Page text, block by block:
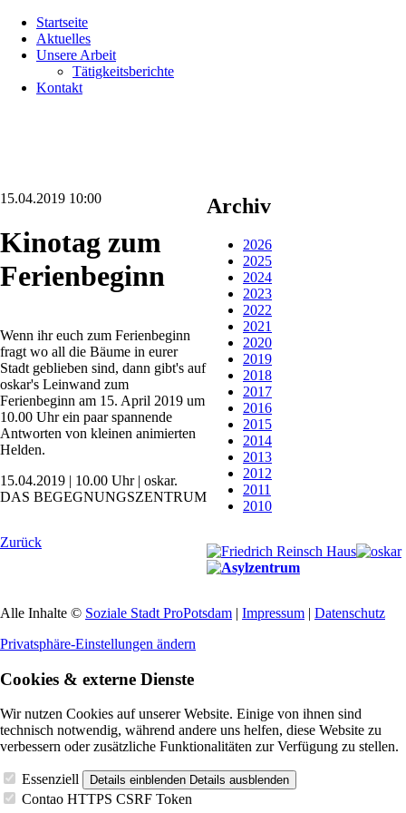
überspringen
Startseite
Aktuelles
Unsere Arbeit
Tätigkeitsberichte
Kontakt
15.04.2019 10:00
Kinotag zum
Ferienbeginn
Wenn ihr euch zum Ferienbeginn
fragt wo all die Bäume in eurer
Stadt geblieben sind, dann gibt's auf
oskar's Leinwand zum
Ferienbeginn am 15. April 2019 um
10.00 Uhr ein paar spannende
Antworten von kleinen animierten
Helden.
15.04.2019 | 10.00 Uhr | oskar.
DAS BEGEGNUNGSZENTRUM
Zurück
Archiv
2026
2025
2024
2023
2022
2021
2020
2019
2018
2017
2016
2015
2014
2013
2012
2011
2010
Alle Inhalte © Soziale Stadt ProPotsdam | Impressum | Datenschutz
Privatsphäre-Einstellungen ändern
Cookies & externe Dienste
Wir nutzen Cookies auf unserer Website. Einige von ihnen sind
technisch notwendig, während andere uns helfen, diese Website zu
verbessern oder zusätzliche Funktionalitäten zur Verfügung zu stellen.
Essenziell Details einblenden Details ausblenden
Contao HTTPS CSRF Token